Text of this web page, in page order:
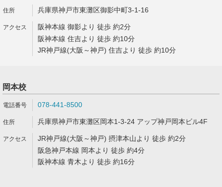
兵庫県神戸市東灘区御影中町3-1-16
阪神本線 御影より 徒歩 約2分
阪神本線 住吉より 徒歩 約10分
JR神戸線(大阪～神戸) 住吉より 徒歩 約10分
岡本校
078-441-8500
兵庫県神戸市東灘区岡本1-3-24 アップ神戸岡本ビル4F
JR神戸線(大阪～神戸) 摂津本山より 徒歩 約2分
阪急神戸本線 岡本より 徒歩 約4分
阪神本線 青木より 徒歩 約16分